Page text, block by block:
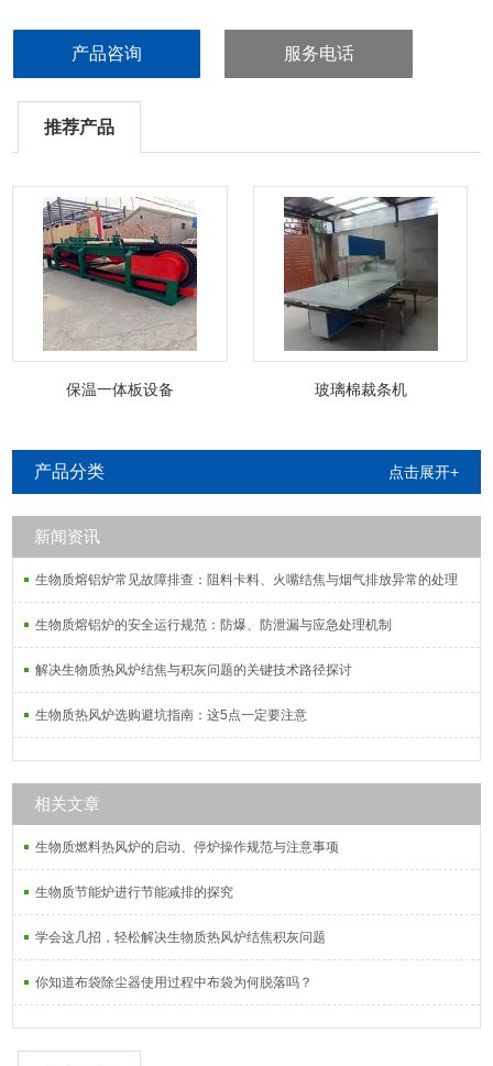
产品咨询 服务电话
推荐产品
保温一体板设备 玻璃棉裁条机
产品分类 点击展开+
新闻资讯
生物质熔铝炉常见故障排查：阻料卡料、火嘴结焦与烟气排放异常的处理
生物质熔铝炉的安全运行规范：防爆、防泄漏与应急处理机制
解决生物质热风炉结焦与积灰问题的关键技术路径探讨
生物质热风炉选购避坑指南：这5点一定要注意
相关文章
生物质燃料热风炉的启动、停炉操作规范与注意事项
生物质节能炉进行节能减排的探究
学会这几招，轻松解决生物质热风炉结焦积灰问题
你知道布袋除尘器使用过程中布袋为何脱落吗？